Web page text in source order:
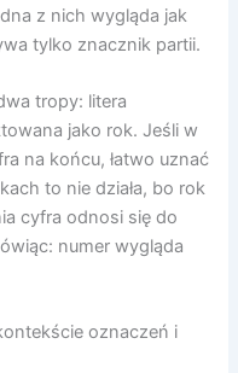
z nich wygląda jak
tylko znacznik partii.
tropy: litera
jako rok. Jeśli w
na końcu, łatwo uznać
to nie działa, bo rok
cyfra odnosi się do
numer wygląda
oznaczeń i